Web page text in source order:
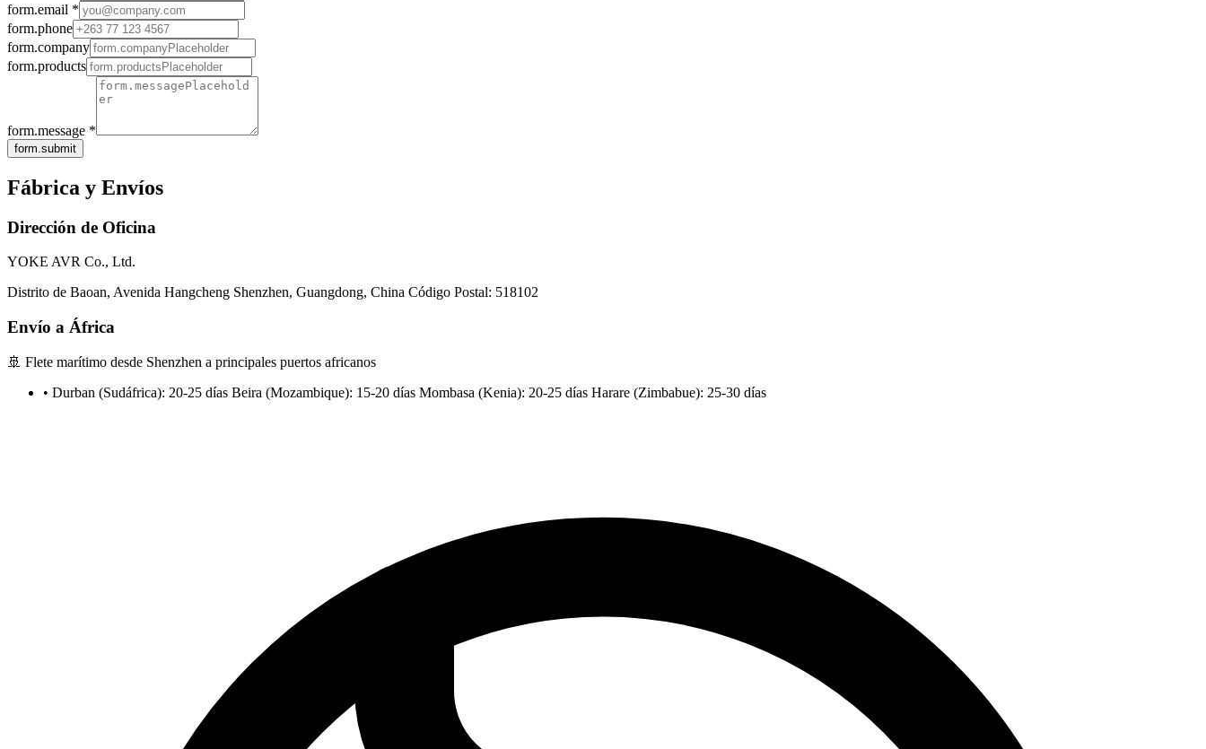
form.email *
form.phone
form.company
form.products
form.message *
form.submit
Fábrica y Envíos
Dirección de Oficina
YOKE AVR Co., Ltd.
Distrito de Baoan, Avenida Hangcheng Shenzhen, Guangdong, China Código Postal: 518102
Envío a África
🚢 Flete marítimo desde Shenzhen a principales puertos africanos
• Durban (Sudáfrica): 20-25 días Beira (Mozambique): 15-20 días Mombasa (Kenia): 20-25 días Harare (Zimbabue): 25-30 días